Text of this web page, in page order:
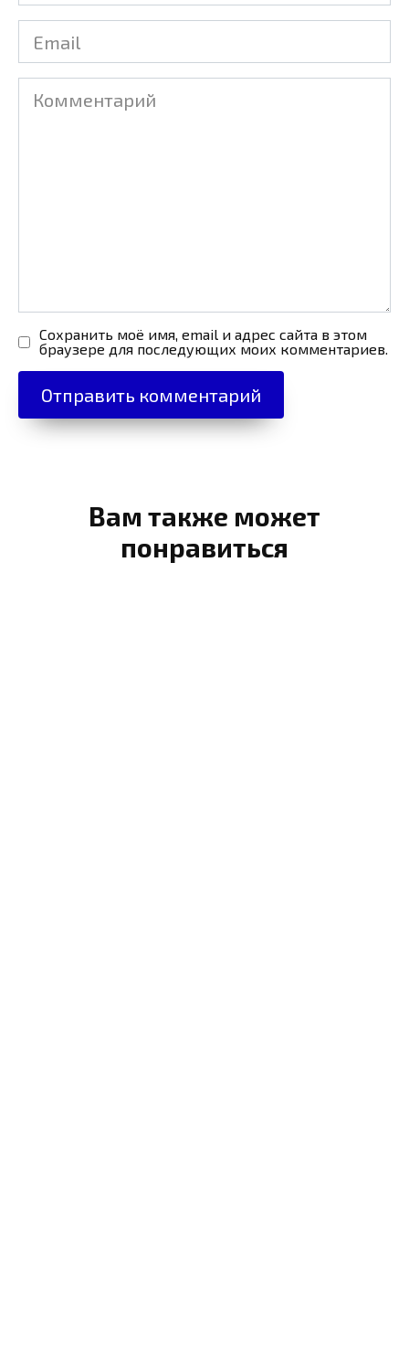
Сохранить моё имя, email и адрес сайта в этом
браузере для последующих моих комментариев.
Вам также может
понравиться